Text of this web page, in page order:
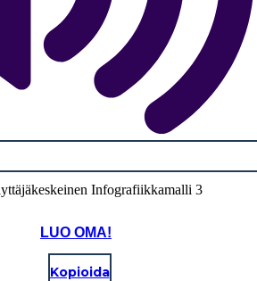
LUO OMA!
Kopioida